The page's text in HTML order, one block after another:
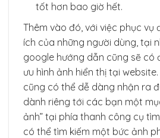
tốt hơn bao giờ hết.
Thêm vào đó, với việc phục vụ
ích của những người dùng, tại
google hướng dẫn cũng sẽ có
ưu hình ảnh hiển thị tại
cũng có thể dễ dàng nhận ra
dành riêng tới các bạn một
ảnh” tại phía thanh công cụ
có thể tìm kiếm một bức ảnh